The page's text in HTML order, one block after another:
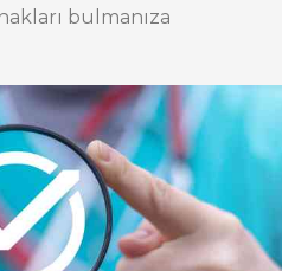
bulmanıza